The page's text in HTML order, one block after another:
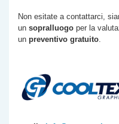
Non esitate a contattarci,
un sopralluogo per la
un preventivo gratuito.